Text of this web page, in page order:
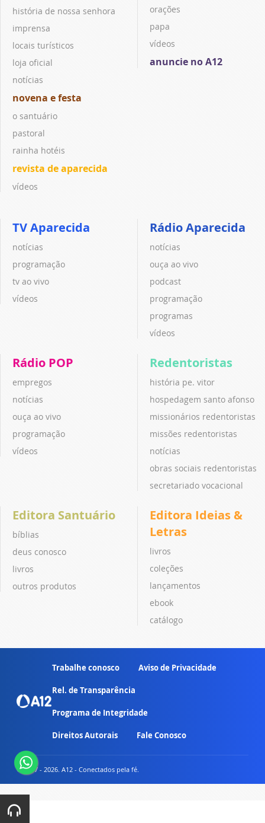
história de nossa senhora
imprensa
locais turísticos
loja oficial
notícias
novena e festa
o santuário
pastoral
rainha hotéis
revista de aparecida
vídeos
orações
papa
vídeos
anuncie no A12
TV Aparecida
notícias
programação
tv ao vivo
vídeos
Rádio Aparecida
notícias
ouça ao vivo
podcast
programação
programas
vídeos
Rádio POP
empregos
notícias
ouça ao vivo
programação
vídeos
Redentoristas
história pe. vitor
hospedagem santo afonso
missionários redentoristas
missões redentoristas
notícias
obras sociais redentoristas
secretariado vocacional
Editora Santuário
bíblias
deus conosco
livros
outros produtos
Editora Ideias &
Letras
livros
coleções
lançamentos
ebook
catálogo
Trabalhe conosco Aviso de Privacidade
Rel. de Transparência
Programa de Integridade
Direitos Autorais Fale Conosco
© 2007 - 2026. A12 - Conectados pela fé.